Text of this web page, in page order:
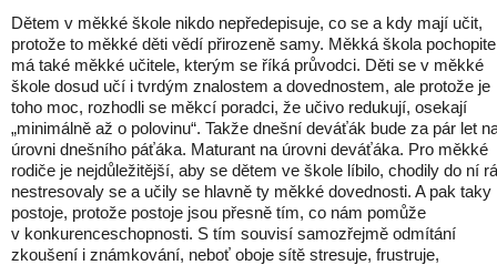
Dětem v měkké škole nikdo nepředepisuje, co se a kdy mají učit,
protože to měkké děti vědí přirozeně samy. Měkká škola
má také měkké učitele, kterým se říká průvodci. Děti se v měkké
škole dosud učí i tvrdým znalostem a dovednostem, ale protože je
toho moc, rozhodli se měkcí poradci, že učivo redukují, osekají
„minimálně až o polovinu“. Takže dnešní deváťák bude za pár let
úrovni dnešního páťáka. Maturant na úrovni deváťáka. Pro měkké
rodiče je nejdůležitější, aby se dětem ve škole líbilo, chodily do ní
nestresovaly se a učily se hlavně ty měkké dovednosti. A pak taky
postoje, protože postoje jsou přesně tím, co nám pomůže
v konkurenceschopnosti. S tím souvisí samozřejmě odmítání
zkoušení i známkování, neboť oboje sítě stresuje, frustruje,